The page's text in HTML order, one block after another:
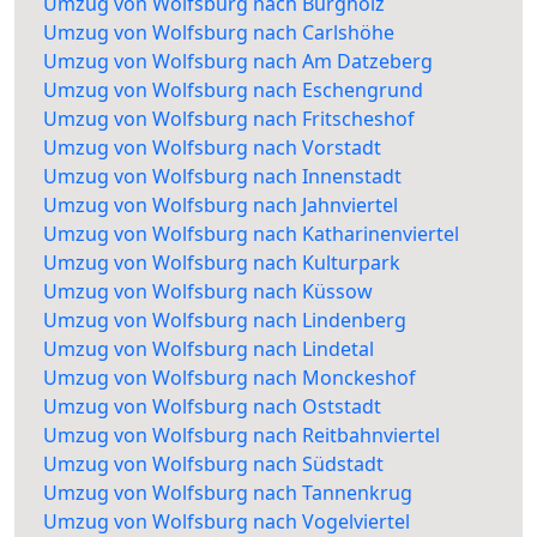
Umzug von Wolfsburg nach Carlshöhe
Umzug von Wolfsburg nach Am Datzeberg
Umzug von Wolfsburg nach Eschengrund
Umzug von Wolfsburg nach Fritscheshof
Umzug von Wolfsburg nach Vorstadt
Umzug von Wolfsburg nach Innenstadt
Umzug von Wolfsburg nach Jahnviertel
Umzug von Wolfsburg nach Katharinenviertel
Umzug von Wolfsburg nach Kulturpark
Umzug von Wolfsburg nach Küssow
Umzug von Wolfsburg nach Lindenberg
Umzug von Wolfsburg nach Lindetal
Umzug von Wolfsburg nach Monckeshof
Umzug von Wolfsburg nach Oststadt
Umzug von Wolfsburg nach Reitbahnviertel
Umzug von Wolfsburg nach Südstadt
Umzug von Wolfsburg nach Tannenkrug
Umzug von Wolfsburg nach Vogelviertel